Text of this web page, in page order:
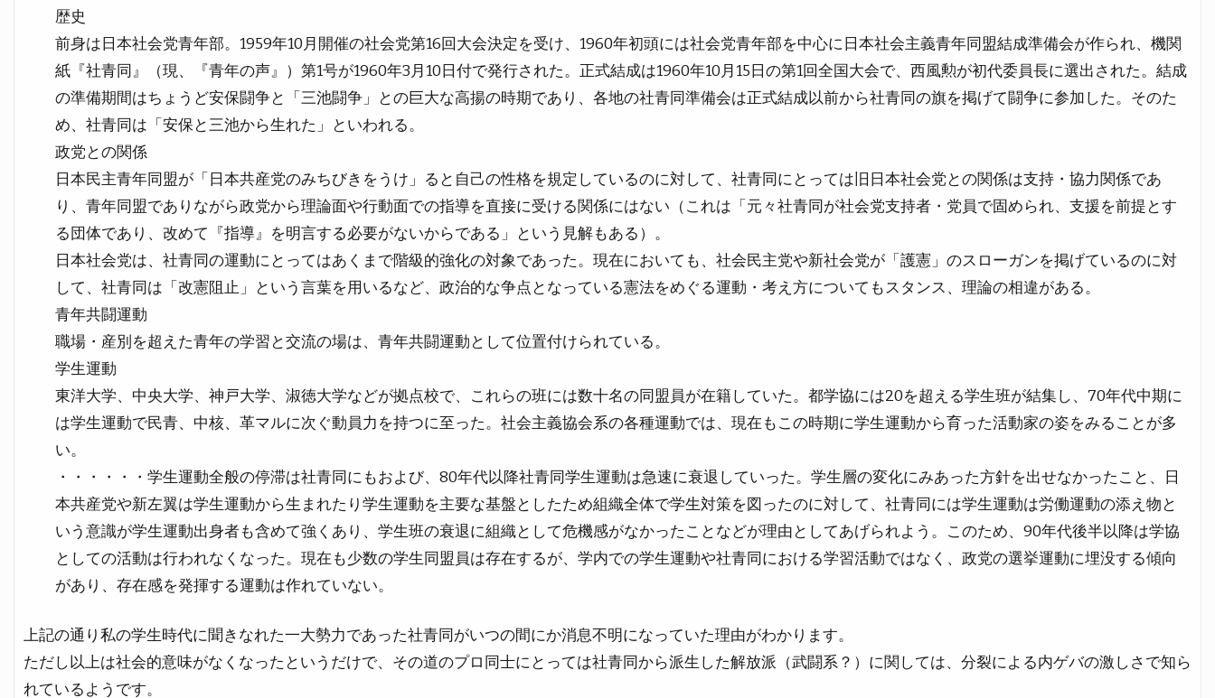
歴史
前身は日本社会党青年部。1959年10月開催の社会党第16回大会決定を受け、1960年初頭には社会党青年部を中心に日本社会主義青年同盟結成準備会が作られ、機関
紙『社青同』（現、『青年の声』）第1号が1960年3月10日付で発行された。正式結成は1960年10月15日の第1回全国大会で、西風勲が初代委員長に選出された。結成
の準備期間はちょうど安保闘争と「三池闘争」との巨大な高揚の時期であり、各地の社青同準備会は正式結成以前から社青同の旗を掲げて闘争に参加した。そのた
め、社青同は「安保と三池から生れた」といわれる。
政党との関係
日本民主青年同盟が「日本共産党のみちびきをうけ」ると自己の性格を規定しているのに対して、社青同にとっては旧日本社会党との関係は支持・協力関係であ
り、青年同盟でありながら政党から理論面や行動面での指導を直接に受ける関係にはない（これは「元々社青同が社会党支持者・党員で固められ、支援を前提とす
る団体であり、改めて『指導』を明言する必要がないからである」という見解もある）。
日本社会党は、社青同の運動にとってはあくまで階級的強化の対象であった。現在においても、社会民主党や新社会党が「護憲」のスローガンを掲げているのに対
して、社青同は「改憲阻止」という言葉を用いるなど、政治的な争点となっている憲法をめぐる運動・考え方についてもスタンス、理論の相違がある。
青年共闘運動
職場・産別を超えた青年の学習と交流の場は、青年共闘運動として位置付けられている。
学生運動
東洋大学、中央大学、神戸大学、淑徳大学などが拠点校で、これらの班には数十名の同盟員が在籍していた。都学協には20を超える学生班が結集し、70年代中期に
は学生運動で民青、中核、革マルに次ぐ動員力を持つに至った。社会主義協会系の各種運動では、現在もこの時期に学生運動から育った活動家の姿をみることが多
い。
・・・・・・学生運動全般の停滞は社青同にもおよび、80年代以降社青同学生運動は急速に衰退していった。学生層の変化にみあった方針を出せなかったこと、日
本共産党や新左翼は学生運動から生まれたり学生運動を主要な基盤としたため組織全体で学生対策を図ったのに対して、社青同には学生運動は労働運動の添え物と
いう意識が学生運動出身者も含めて強くあり、学生班の衰退に組織として危機感がなかったことなどが理由としてあげられよう。このため、90年代後半以降は学協
としての活動は行われなくなった。現在も少数の学生同盟員は存在するが、学内での学生運動や社青同における学習活動ではなく、政党の選挙運動に埋没する傾向
があり、存在感を発揮する運動は作れていない。
上記の通り私の学生時代に聞きなれた一大勢力であった社青同がいつの間にか消息不明になっていた理由がわかります。
ただし以上は社会的意味がなくなったというだけで、その道のプロ同士にとっては社青同から派生した解放派（武闘系？）に関しては、分裂による内ゲバの激しさで知ら
れているようです。